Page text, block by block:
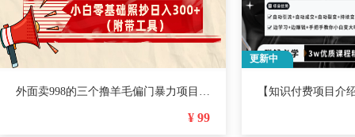
¥ 99
更新中